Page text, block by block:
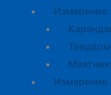
Измерение
Измерение